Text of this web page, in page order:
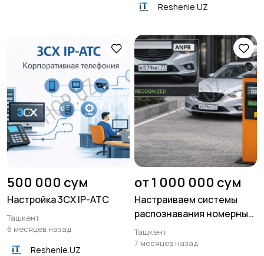
Reshenie.UZ
500 000 сум
Настройка 3CX IP-АТС
Ташкент
6 месяцев назад
Reshenie.UZ
от 1 000 000 сум
Настраиваем системы
распознавания номерных
знаков ANPR
Ташкент
7 месяцев назад